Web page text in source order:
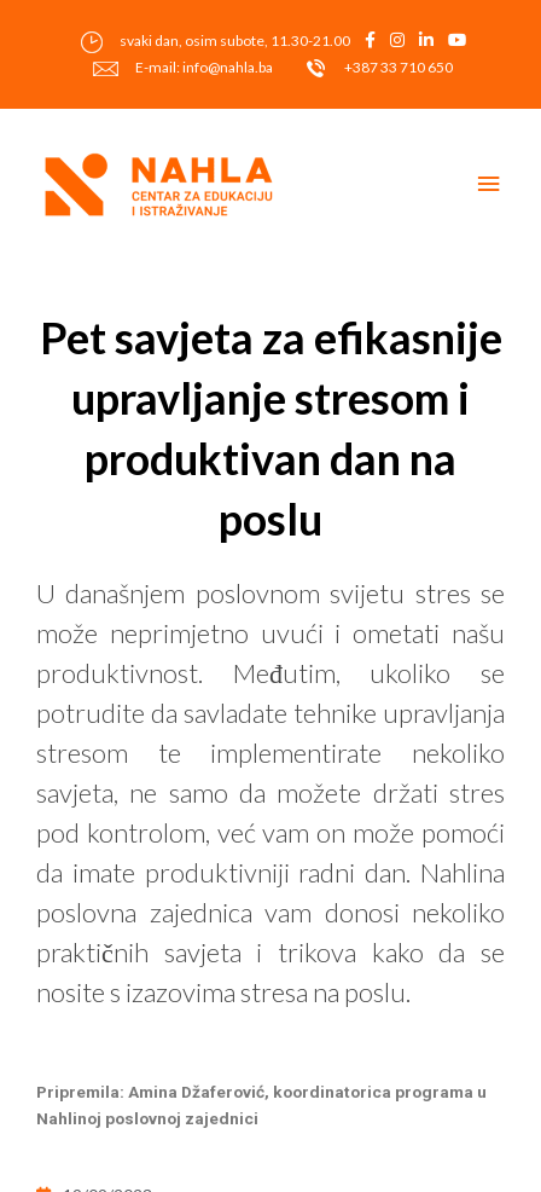
svaki dan, osim subote, 11.30-21.00
E-mail: info@nahla.ba
+387 33 710 650
Pet savjeta za efikasnije
upravljanje stresom i
produktivan dan na
poslu
U današnjem poslovnom svijetu stres se
može neprimjetno uvući i ometati našu
produktivnost. Međutim, ukoliko se
potrudite da savladate tehnike upravljanja
stresom te implementirate nekoliko
savjeta, ne samo da možete držati stres
pod kontrolom, već vam on može pomoći
da imate produktivniji radni dan. Nahlina
poslovna zajednica vam donosi nekoliko
praktičnih savjeta i trikova kako da se
nosite s izazovima stresa na poslu.
Pripremila: Amina Džaferović, koordinatorica programa u
Nahlinoj poslovnoj zajednici